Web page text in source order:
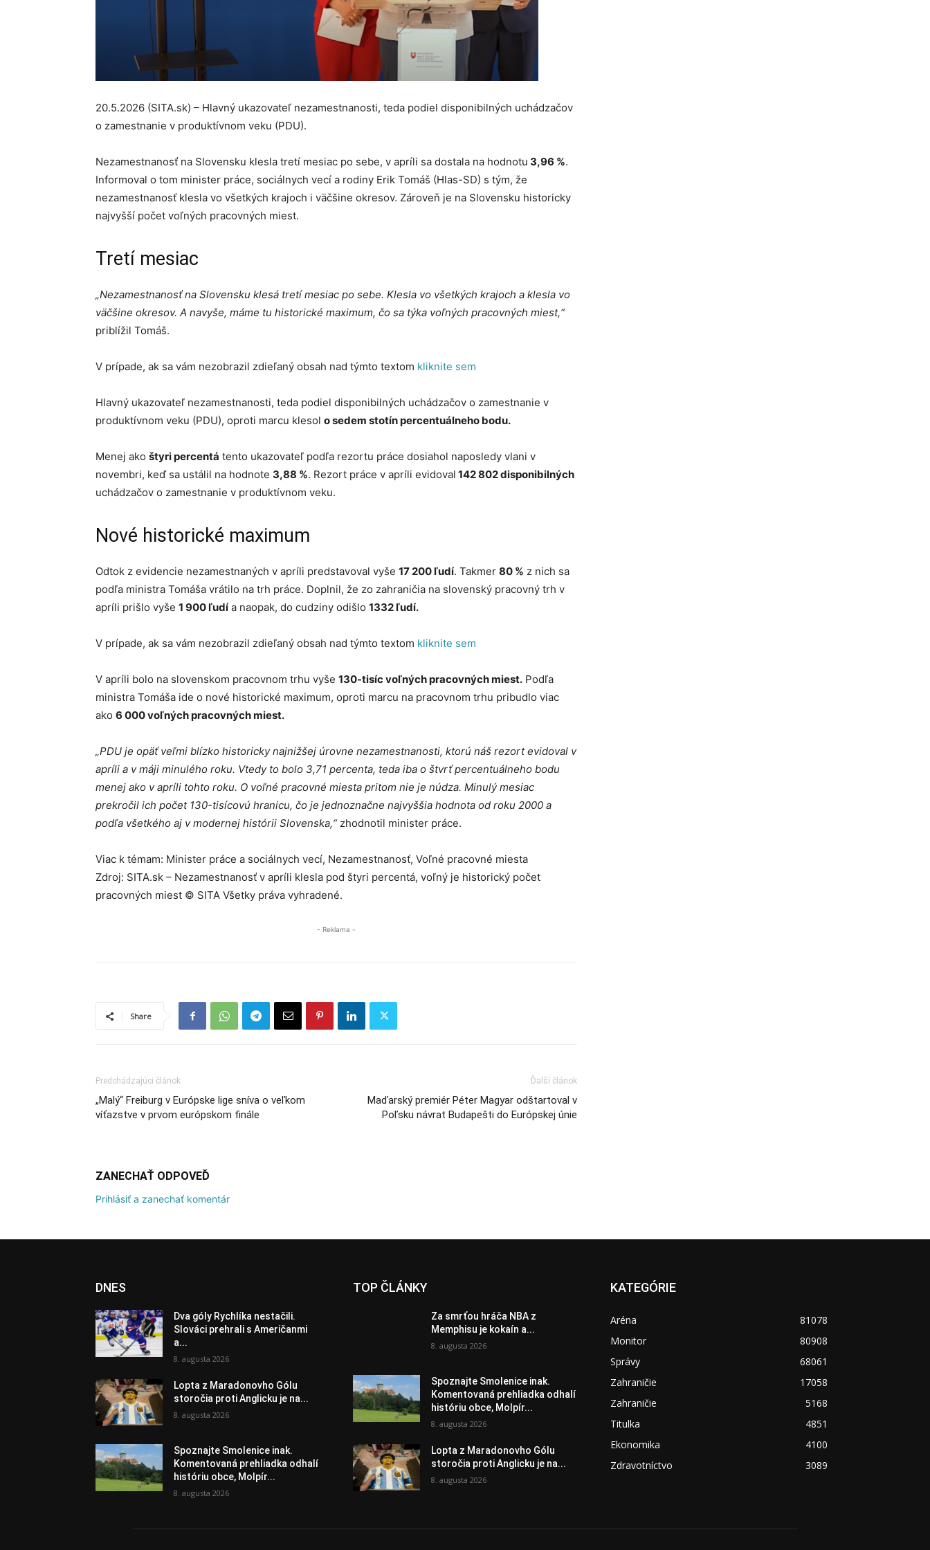
20.5.2026 (SITA.sk) – Hlavný ukazovateľ nezamestnanosti, teda podiel disponibilných uchádzačov
o zamestnanie v produktívnom veku (PDU).
Nezamestnanosť na Slovensku klesla tretí mesiac po sebe, v apríli sa dostala na hodnotu 3,96 %.
Informoval o tom minister práce, sociálnych vecí a rodiny Erik Tomáš (Hlas-SD) s tým, že
nezamestnanosť klesla vo všetkých krajoch i väčšine okresov. Zároveň je na Slovensku historicky
najvyšší počet voľných pracovných miest.
Tretí mesiac
„Nezamestnanosť na Slovensku klesá tretí mesiac po sebe. Klesla vo všetkých krajoch a klesla vo
väčšine okresov. A navyše, máme tu historické maximum, čo sa týka voľných pracovných miest,“
priblížil Tomáš.
V prípade, ak sa vám nezobrazil zdieľaný obsah nad týmto textom kliknite sem
Hlavný ukazovateľ nezamestnanosti, teda podiel disponibilných uchádzačov o zamestnanie v
produktívnom veku (PDU), oproti marcu klesol o sedem stotín percentuálneho bodu.
Menej ako štyri percentá tento ukazovateľ podľa rezortu práce dosiahol naposledy vlani v
novembri, keď sa ustálil na hodnote 3,88 %. Rezort práce v apríli evidoval 142 802 disponibilných
uchádzačov o zamestnanie v produktívnom veku.
Nové historické maximum
Odtok z evidencie nezamestnaných v apríli predstavoval vyše 17 200 ľudí. Takmer 80 % z nich sa
podľa ministra Tomáša vrátilo na trh práce. Doplnil, že zo zahraničia na slovenský pracovný trh v
apríli prišlo vyše 1 900 ľudía naopak, do cudziny odišlo 1332 ľudí.
V prípade, ak sa vám nezobrazil zdieľaný obsah nad týmto textom kliknite sem
V apríli bolo na slovenskom pracovnom trhu vyše 130-tisíc voľných pracovných miest. Podľa
ministra Tomáša ide o nové historické maximum, oproti marcu na pracovnom trhu pribudlo viac
ako 6 000 voľných pracovných miest.
„PDU je opäť veľmi blízko historicky najnižšej úrovne nezamestnanosti, ktorú náš rezort evidoval v
apríli a v máji minulého roku. Vtedy to bolo 3,71 percenta, teda iba o štvrť percentuálneho bodu
menej ako v apríli tohto roku. O voľné pracovné miesta pritom nie je núdza. Minulý mesiac
prekročil ich počet 130-tisícovú hranicu, čo je jednoznačne najvyššia hodnota od roku 2000 a
podľa všetkého aj v modernej histórii Slovenska,“zhodnotil minister práce.
Viac k témam: Minister práce a sociálnych vecí, Nezamestnanosť, Voľné pracovné miesta
Zdroj: SITA.sk – Nezamestnanosť v apríli klesla pod štyri percentá, voľný je historický počet
pracovných miest © SITA Všetky práva vyhradené.
- Reklama -
Share
Predchádzajúci článok
„Malý“ Freiburg v Európske lige sníva o veľkom
víťazstve v prvom európskom finále
Ďalší článok
Maďarský premiér Péter Magyar odštartoval v
Poľsku návrat Budapešti do Európskej únie
ZANECHAŤ ODPOVEĎ
Prihlásiť a zanechať komentár
DNES
Dva góly Rychlíka nestačili.
Slováci prehrali s Američanmi
a...
8. augusta 2026
Lopta z Maradonovho Gólu
storočia proti Anglicku je na...
8. augusta 2026
Spoznajte Smolenice inak.
Komentovaná prehliadka odhalí
históriu obce, Molpír...
8. augusta 2026
TOP ČLÁNKY
Za smrťou hráča NBA z
Memphisu je kokaín a...
8. augusta 2026
Spoznajte Smolenice inak.
Komentovaná prehliadka odhalí
históriu obce, Molpír...
8. augusta 2026
Lopta z Maradonovho Gólu
storočia proti Anglicku je na...
8. augusta 2026
KATEGÓRIE
Aréna
81078
Monitor
80908
Správy
68061
Zahraničie
17058
Zahraničie
5168
Titulka
4851
Ekonomika
4100
Zdravotníctvo
3089